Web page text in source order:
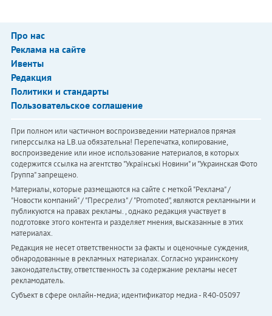
Про нас
Реклама на сайте
Ивенты
Редакция
Политики и стандарты
Пользовательское соглашение
При полном или частичном воспроизведении материалов прямая
гиперссылка на LB.ua обязательна! Перепечатка, копирование,
воспроизведение или иное использование материалов, в которых
содержится ссылка на агентство "Українськi Новини" и "Украинская Фото
Группа" запрещено.
Материалы, которые размещаются на сайте с меткой "Реклама" /
"Новости компаний" / "Пресрелиз" / "Promoted", являются рекламными и
публикуются на правах рекламы. , однако редакция участвует в
подготовке этого контента и разделяет мнения, высказанные в этих
материалах.
Редакция не несет ответственности за факты и оценочные суждения,
обнародованные в рекламных материалах. Согласно украинскому
законодательству, ответственность за содержание рекламы несет
рекламодатель.
Субъект в сфере онлайн-медиа; идентификатор медиа - R40-05097